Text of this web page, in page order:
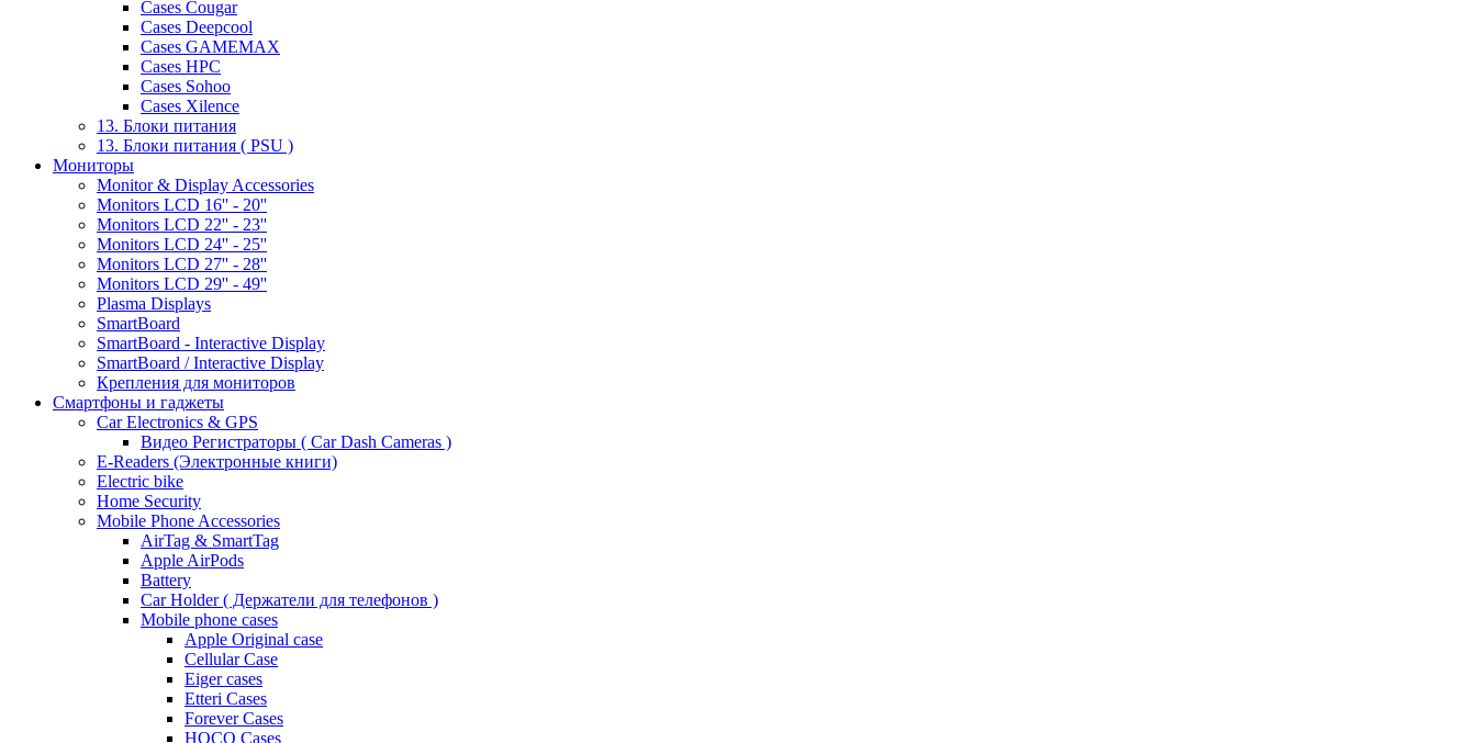
Cases Cougar
Cases Deepcool
Cases GAMEMAX
Cases HPC
Cases Sohoo
Cases Xilence
13. Блоки питания
13. Блоки питания ( PSU )
Мониторы
Monitor & Display Accessories
Monitors LCD 16'' - 20''
Monitors LCD 22'' - 23''
Monitors LCD 24'' - 25''
Monitors LCD 27'' - 28''
Monitors LCD 29'' - 49''
Plasma Displays
SmartBoard
SmartBoard - Interactive Display
SmartBoard / Interactive Display
Крепления для мониторов
Смартфоны и гаджеты
Car Electronics & GPS
Видео Регистраторы ( Car Dash Cameras )
E-Readers (Электронные книги)
Electric bike
Home Security
Mobile Phone Accessories
AirTag & SmartTag
Apple AirPods
Battery
Car Holder ( Держатели для телефонов )
Mobile phone cases
Apple Original case
Cellular Case
Eiger cases
Etteri Cases
Forever Cases
HOCO Cases